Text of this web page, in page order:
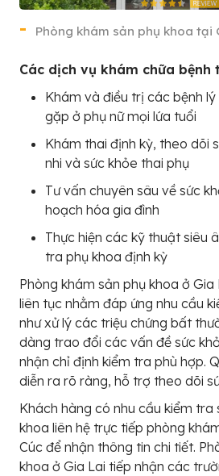
Phòng khám sản phụ khoa tại
Các dịch vụ khám chữa bệnh
Khám và điều trị các bệnh
gặp ở phụ nữ mọi lứa tuổi
Khám thai định kỳ, theo dõi
nhi và sức khỏe thai phụ
Tư vấn chuyên sâu về sức
hoạch hóa gia đình
Thực hiện các kỹ thuật siêu
tra phụ khoa định kỳ
Phòng khám sản phụ khoa ở
liên tục nhằm đáp ứng nhu cầu
như xử lý các triệu chứng bất
dàng trao đổi các vấn đề sức
nhận chỉ định kiểm tra phù hợp.
diễn ra rõ ràng, hỗ trợ theo dõi
Khách hàng có nhu cầu kiểm tra
khoa liên hệ trực tiếp phòng
Cúc để nhận thông tin chi tiết.
khoa ở Gia Lai tiếp nhận các